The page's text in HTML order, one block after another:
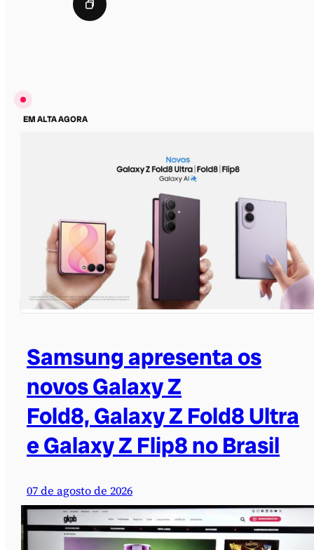
EM ALTA AGORA
Samsung apresenta os
novos Galaxy Z
Fold8, Galaxy Z Fold8 Ultra
e Galaxy Z Flip8 no Brasil
07 de agosto de 2026